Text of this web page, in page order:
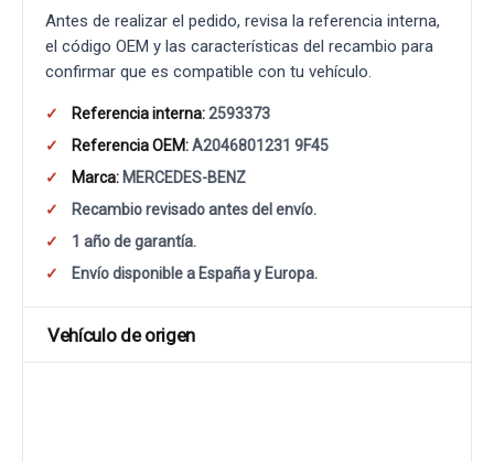
Antes de realizar el pedido, revisa la referencia interna,
el código OEM y las características del recambio para
confirmar que es compatible con tu vehículo.
Referencia interna:2593373
Referencia OEM:A2046801231 9F45
Marca: MERCEDES-BENZ
Recambio revisado antes del envío.
1 año de garantía.
Envío disponible a España y Europa.
Vehículo de origen